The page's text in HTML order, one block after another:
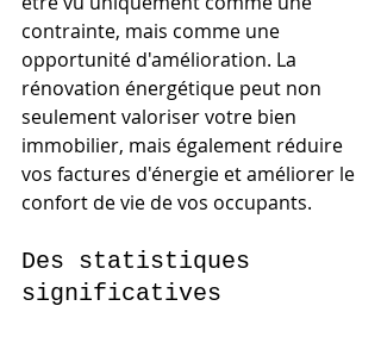
contrainte, mais comme une
opportunité d'amélioration. La
rénovation énergétique peut non
seulement valoriser votre bien
immobilier, mais également réduire
vos factures d'énergie et améliorer le
confort de vie de vos occupants.
Des statistiques
significatives